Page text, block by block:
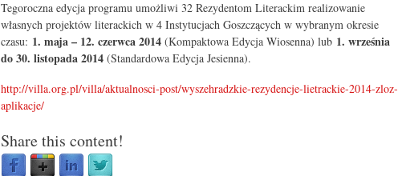
Tegoroczna edycja programu umożliwi 32 Rezydentom Literackim realizowanie
własnych projektów literackich w 4 Instytucjach Goszczących w wybranym okresie
czasu: 1. maja – 12. czerwca 2014 (Kompaktowa Edycja Wiosenna) lub 1. września
do 30. listopada 2014 (Standardowa Edycja Jesienna).
http://villa.org.pl/villa/aktualnosci-post/wyszehradzkie-rezydencje-lietrackie-2014-zloz-
aplikacje/
Share this content!